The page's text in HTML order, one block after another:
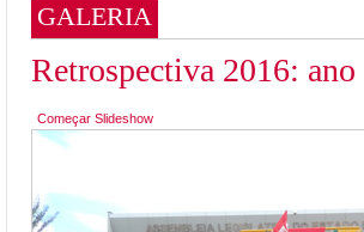
GALERIA
Retrospectiva 2016:
Começar Slideshow